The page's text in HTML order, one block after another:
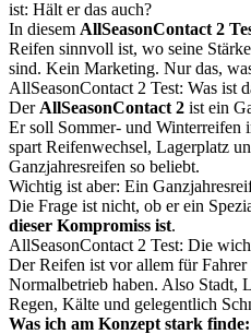
ist: Hält er das auch?
In diesem AllSeasonContact 2
Reifen sinnvoll ist, wo seine
sind. Kein Marketing. Nur das,
AllSeasonContact 2 Test: Was ist
Der AllSeasonContact 2 ist ein
Er soll Sommer- und Winterreifen
spart Reifenwechsel, Lagerplatz
Ganzjahresreifen so beliebt.
Wichtig ist aber: Ein
Die Frage ist nicht, ob er ein
dieser Kompromiss ist.
AllSeasonContact 2 Test: Die
Der Reifen ist vor allem für
Normalbetrieb haben. Also Stadt,
Regen, Kälte und gelegentlich
Was ich am Konzept stark finde: